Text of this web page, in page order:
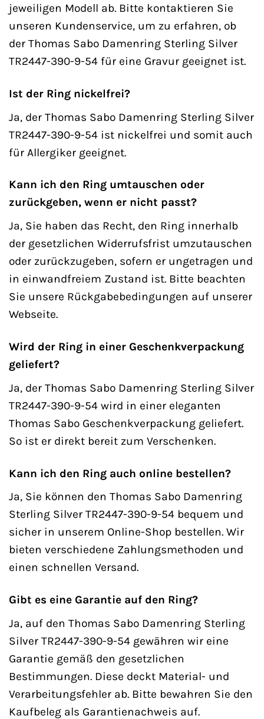
jeweiligen Modell ab. Bitte kontaktieren Sie
unseren Kundenservice, um zu erfahren, ob
der Thomas Sabo Damenring Sterling Silver
TR2447-390-9-54 für eine Gravur geeignet ist.
Ist der Ring nickelfrei?
Ja, der Thomas Sabo Damenring Sterling Silver
TR2447-390-9-54 ist nickelfrei und somit auch
für Allergiker geeignet.
Kann ich den Ring umtauschen oder
zurückgeben, wenn er nicht passt?
Ja, Sie haben das Recht, den Ring innerhalb
der gesetzlichen Widerrufsfrist umzutauschen
oder zurückzugeben, sofern er ungetragen und
in einwandfreiem Zustand ist. Bitte beachten
Sie unsere Rückgabebedingungen auf unserer
Webseite.
Wird der Ring in einer Geschenkverpackung
geliefert?
Ja, der Thomas Sabo Damenring Sterling Silver
TR2447-390-9-54 wird in einer eleganten
Thomas Sabo Geschenkverpackung geliefert.
So ist er direkt bereit zum Verschenken.
Kann ich den Ring auch online bestellen?
Ja, Sie können den Thomas Sabo Damenring
Sterling Silver TR2447-390-9-54 bequem und
sicher in unserem Online-Shop bestellen. Wir
bieten verschiedene Zahlungsmethoden und
einen schnellen Versand.
Gibt es eine Garantie auf den Ring?
Ja, auf den Thomas Sabo Damenring Sterling
Silver TR2447-390-9-54 gewähren wir eine
Garantie gemäß den gesetzlichen
Bestimmungen. Diese deckt Material- und
Verarbeitungsfehler ab. Bitte bewahren Sie den
Kaufbeleg als Garantienachweis auf.